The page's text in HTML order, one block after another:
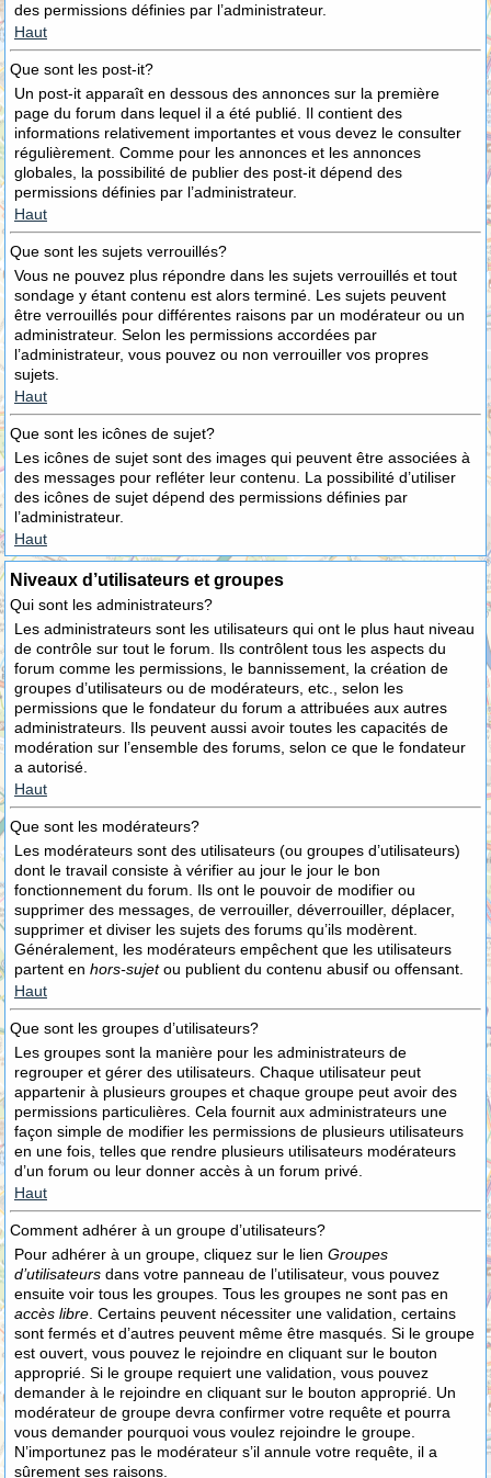
des permissions définies par l’administrateur.
Haut
Que sont les post-it?
Un post-it apparaît en dessous des annonces sur la première
page du forum dans lequel il a été publié. Il contient des
informations relativement importantes et vous devez le consulter
régulièrement. Comme pour les annonces et les annonces
globales, la possibilité de publier des post-it dépend des
permissions définies par l’administrateur.
Haut
Que sont les sujets verrouillés?
Vous ne pouvez plus répondre dans les sujets verrouillés et tout
sondage y étant contenu est alors terminé. Les sujets peuvent
être verrouillés pour différentes raisons par un modérateur ou un
administrateur. Selon les permissions accordées par
l’administrateur, vous pouvez ou non verrouiller vos propres
sujets.
Haut
Que sont les icônes de sujet?
Les icônes de sujet sont des images qui peuvent être associées à
des messages pour refléter leur contenu. La possibilité d’utiliser
des icônes de sujet dépend des permissions définies par
l’administrateur.
Haut
Niveaux d’utilisateurs et groupes
Qui sont les administrateurs?
Les administrateurs sont les utilisateurs qui ont le plus haut niveau
de contrôle sur tout le forum. Ils contrôlent tous les aspects du
forum comme les permissions, le bannissement, la création de
groupes d’utilisateurs ou de modérateurs, etc., selon les
permissions que le fondateur du forum a attribuées aux autres
administrateurs. Ils peuvent aussi avoir toutes les capacités de
modération sur l’ensemble des forums, selon ce que le fondateur
a autorisé.
Haut
Que sont les modérateurs?
Les modérateurs sont des utilisateurs (ou groupes d’utilisateurs)
dont le travail consiste à vérifier au jour le jour le bon
fonctionnement du forum. Ils ont le pouvoir de modifier ou
supprimer des messages, de verrouiller, déverrouiller, déplacer,
supprimer et diviser les sujets des forums qu’ils modèrent.
Généralement, les modérateurs empêchent que les utilisateurs
partent en hors-sujetou publient du contenu abusif ou offensant.
Haut
Que sont les groupes d’utilisateurs?
Les groupes sont la manière pour les administrateurs de
regrouper et gérer des utilisateurs. Chaque utilisateur peut
appartenir à plusieurs groupes et chaque groupe peut avoir des
permissions particulières. Cela fournit aux administrateurs une
façon simple de modifier les permissions de plusieurs utilisateurs
en une fois, telles que rendre plusieurs utilisateurs modérateurs
d’un forum ou leur donner accès à un forum privé.
Haut
Comment adhérer à un groupe d’utilisateurs?
Pour adhérer à un groupe, cliquez sur le lien Groupes
d’utilisateurs dans votre panneau de l’utilisateur, vous pouvez
ensuite voir tous les groupes. Tous les groupes ne sont pas en
accès libre . Certains peuvent nécessiter une validation, certains
sont fermés et d’autres peuvent même être masqués. Si le groupe
est ouvert, vous pouvez le rejoindre en cliquant sur le bouton
approprié. Si le groupe requiert une validation, vous pouvez
demander à le rejoindre en cliquant sur le bouton approprié. Un
modérateur de groupe devra confirmer votre requête et pourra
vous demander pourquoi vous voulez rejoindre le groupe.
N’importunez pas le modérateur s’il annule votre requête, il a
sûrement ses raisons.